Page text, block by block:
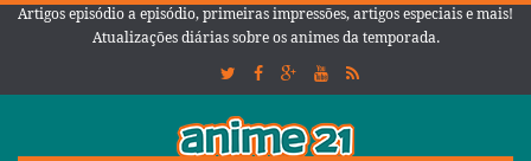
Artigos episódio a episódio, primeiras impressões, artigos especiais e mais!
Atualizações diárias sobre os animes da temporada.